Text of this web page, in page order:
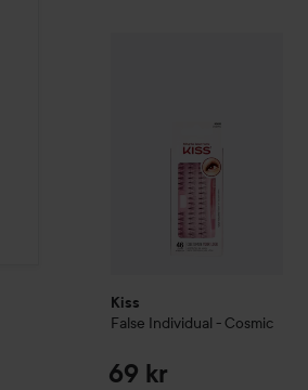
Kiss
False Individual - Cosmic
69 kr